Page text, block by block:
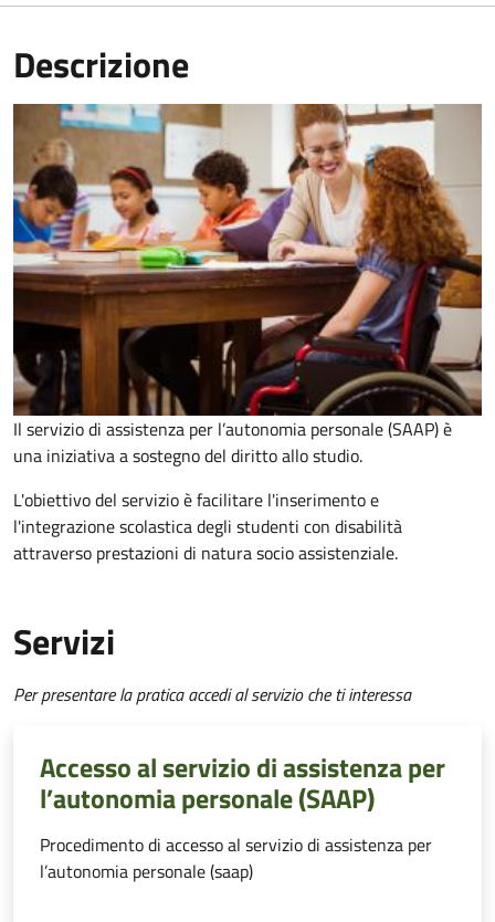
Descrizione
Il servizio di assistenza per l’autonomia personale (SAAP) è
una iniziativa a sostegno del diritto allo studio.
L'obiettivo del servizio è facilitare l'inserimento e
l'integrazione scolastica degli studenti con disabilità
attraverso prestazioni di natura socio assistenziale.
Servizi
Per presentare la pratica accedi al servizio che ti interessa
Accesso al servizio di assistenza per
l’autonomia personale (SAAP)
Procedimento di accesso al servizio di assistenza per
l’autonomia personale (saap)